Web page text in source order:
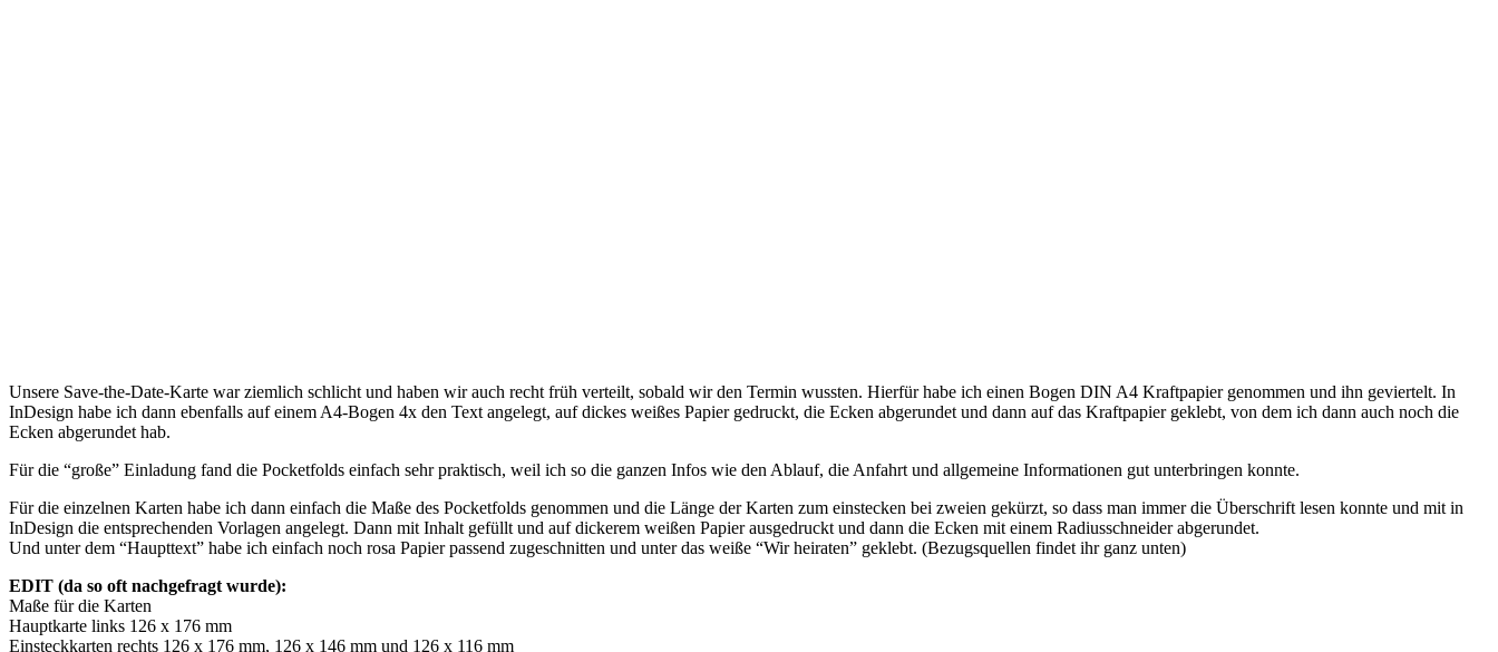
Unsere Save-the-Date-Karte war ziemlich schlicht und haben wir auch recht früh verteilt, sobald wir den Termin wussten. Hierfür habe ich einen Bogen DIN A4 Kraftpapier genommen und ihn geviertelt. In
InDesign habe ich dann ebenfalls auf einem A4-Bogen 4x den Text angelegt, auf dickes weißes Papier gedruckt, die Ecken abgerundet und dann auf das Kraftpapier geklebt, von dem ich dann auch noch die
Ecken abgerundet hab.
Für die “große” Einladung fand die Pocketfolds einfach sehr praktisch, weil ich so die ganzen Infos wie den Ablauf, die Anfahrt und allgemeine Informationen gut unterbringen konnte.
Für die einzelnen Karten habe ich dann einfach die Maße des Pocketfolds genommen und die Länge der Karten zum einstecken bei zweien gekürzt, so dass man immer die Überschrift lesen konnte und mit in
InDesign die entsprechenden Vorlagen angelegt. Dann mit Inhalt gefüllt und auf dickerem weißen Papier ausgedruckt und dann die Ecken mit einem Radiusschneider abgerundet.
Und unter dem “Haupttext” habe ich einfach noch rosa Papier passend zugeschnitten und unter das weiße “Wir heiraten” geklebt. (Bezugsquellen findet ihr ganz unten)
EDIT (da so oft nachgefragt wurde):
Maße für die Karten
Hauptkarte links 126 x 176 mm
Einsteckkarten rechts 126 x 176 mm, 126 x 146 mm und 126 x 116 mm